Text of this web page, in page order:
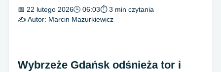
📅 22 lutego 2026🕒 06:03⏱ 3 min czytania
✍️ Autor: Marcin Mazurkiewicz
Wybrzeże Gdańsk odśnieża tor i